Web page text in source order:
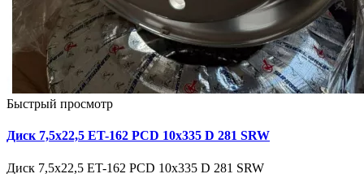
Быстрый просмотр
Диск 7,5х22,5 ET-162 PCD 10x335 D 281 SRW
Диск 7,5х22,5 ET-162 PCD 10x335 D 281 SRW